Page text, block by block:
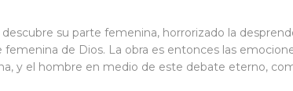
su parte femenina, horrorizado la
de Dios. La obra es entonces las
y el hombre en medio de este debate eterno,